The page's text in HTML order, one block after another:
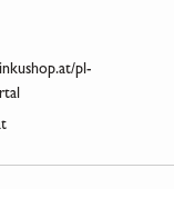
pl-